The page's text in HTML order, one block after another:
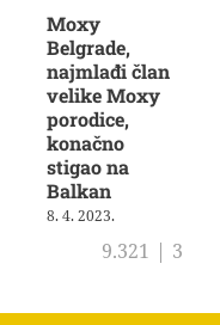
Moxy
Belgrade,
najmlađi član
velike Moxy
porodice,
konačno
stigao na
Balkan
8. 4. 2023.
9.321 | 3